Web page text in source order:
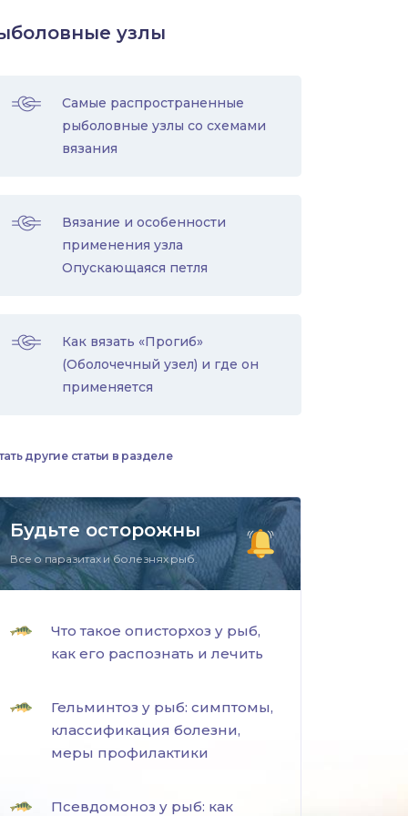
узлы
Самые распространенные
рыболовные узлы со схемами
вязания
Вязание и особенности
применения узла
Опускающаяся петля
Как вязать «Прогиб»
(Оболочечный узел) и где он
применяется
другие статьи в разделе
Будьте осторожны
Все о паразитах и болезнях рыб.
Что такое описторхоз у рыб,
как его распознать и лечить
Гельминтоз у рыб: симптомы,
классификация болезни,
меры профилактики
Псевдомоноз у рыб: как